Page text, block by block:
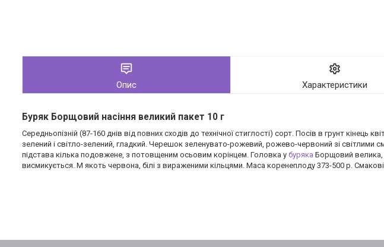
Опис Характеристики
Буряк Борщовий насіння великий пакет 10 г
Середньопізній (87-160 днів від повних сходів до технічної стиглості) сорт. Посів в грунт
зелений і світло-зелений, гладкий. Черешок зеленувато-рожевий, рожево-червоний зі
підстава кілька подовжене, з потовщеним осьовим корінцем. Головка у буряка Борщовий велика,
висмикується. М якоть червона, білі з вираженими кільцями. Маса коренеплоду 373-500 р.